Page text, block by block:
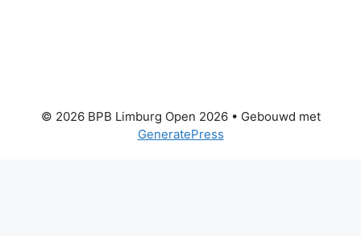
© 2026 BPB Limburg Open 2026• Gebouwd met
GeneratePress